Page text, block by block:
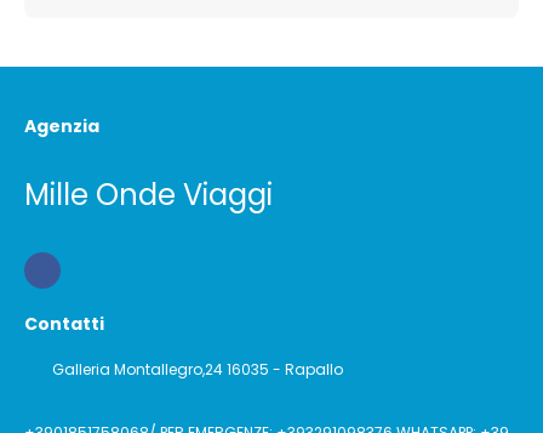
Agenzia
Mille Onde Viaggi
Contatti
Galleria Montallegro,24 16035 - Rapallo